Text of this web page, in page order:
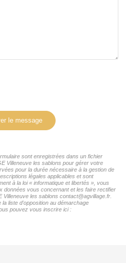
le message
sont enregistrées dans un fichier
Villeneuve les sablons pour gérer votre
pour la durée nécessaire à la gestion de
légales applicables et sont
à la loi « informatique et libertés », vous
données vous concernant et les faire rectifier
les sablons contact@agvillage.fr.
liste d'opposition au démarchage
pouvez vous inscrire ici :